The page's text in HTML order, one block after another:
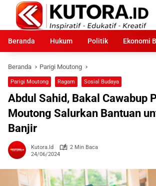
Langsung
konten
Beranda
Hukum Politik Ekonomi
Beranda Parigi Moutong
Parigi Moutong Ragam Sosial Budaya
Abdul Sahid, Bakal Cawabup
Moutong Salurkan Bantuan
Banjir
Kutora.id
2 Min Baca
24/06/2024